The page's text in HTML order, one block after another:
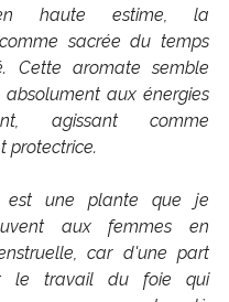
haute estime, la
sacrée du temps
Cette aromate semble
absolument aux énergies
agissant comme
protectrice.
est une plante que je
aux femmes en
car d'une part
le travail du foie qui